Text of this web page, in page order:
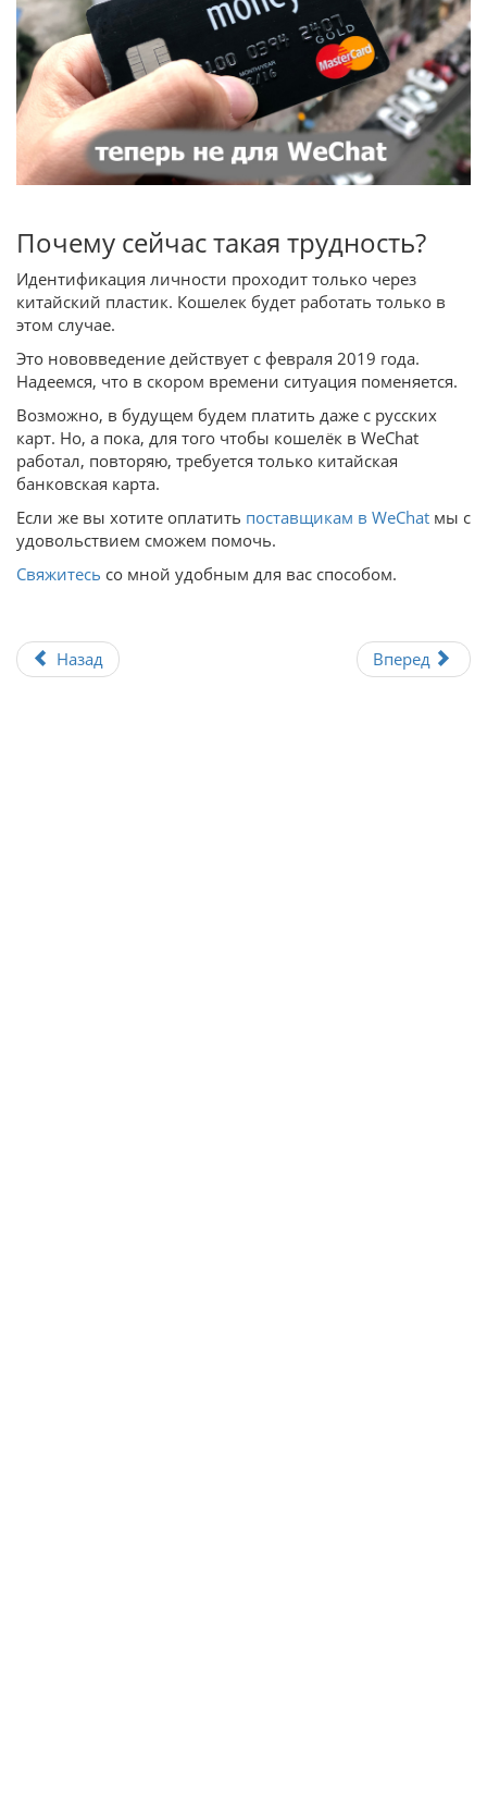
Почему сейчас такая трудность?
Идентификация личности проходит только через
китайский пластик. Кошелек будет работать только в
этом случае.
Это нововведение действует с февраля 2019 года.
Надеемся, что в скором времени ситуация поменяется.
Возможно, в будущем будем платить даже с русских
карт. Но, а пока, для того чтобы кошелёк в WeChat
работал, повторяю, требуется только китайская
банковская карта.
Если же вы хотите оплатить поставщикам в WeChat мы с
удовольствием сможем помочь.
Свяжитесь со мной удобным для вас способом.
Назад Вперед